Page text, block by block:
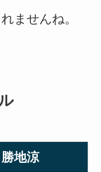
ませんね。
勝地涼